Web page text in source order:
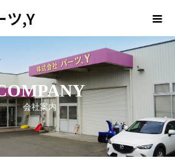
ツ,Y 会社案内
会社案内